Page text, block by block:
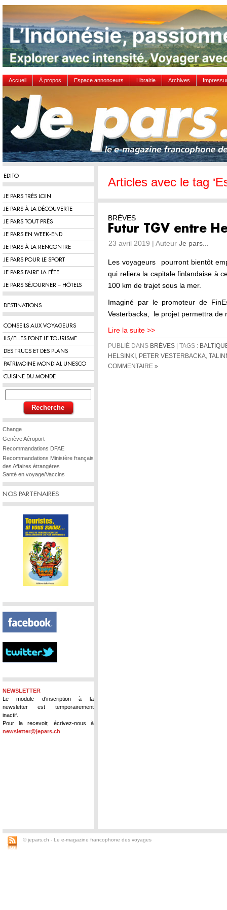
Accueil À propos Espace annonceurs Librairie Archives
EDITO
JE PARS TRÈS LOIN
JE PARS À LA DÉCOUVERTE
JE PARS TOUT PRÈS
JE PARS EN WEEK-END
JE PARS À LA RENCONTRE
JE PARS POUR LE SPORT
JE PARS FAIRE LA FÊTE
JE PARS SÉJOURNER – HÔTELS
DESTINATIONS
CONSEILS AUX VOYAGEURS
ILS/ELLES FONT LE TOURISME
DES TRUCS ET DES PLANS
PATRIMOINE MONDIAL UNESCO
CUISINE DU MONDE
Change
Genève Aéroport
Recommandations DFAE
Recommandations Ministère français
des Affaires étrangères
Santé en voyage/Vaccins
NOS PARTENAIRES
NEWSLETTER
Le module d'inscription à la
newsletter est temporairement
inactif.
Pour la recevoir, écrivez-nous à
newsletter@jepars.ch
Articles avec le tag
BRÈVES
Futur TGV entre
23 avril 2019 | Auteur Je pars...
Les voyageurs pourront bientôt
qui reliera la capitale finlandaise à
100 km de trajet sous la mer.
Imaginé par le promoteur de
Vesterbacka, le projet permettra
Lire la suite >>
PUBLIÉ DANS BRÈVES | TAGS :
HELSINKI
PETER VESTERBACKA
COMMENTAIRE »
© jepars.ch - Le e-magazine francophone des voyages